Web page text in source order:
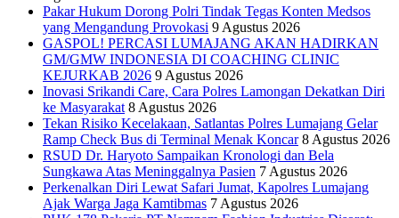
Pakar Hukum Dorong Polri Tindak Tegas Konten Medsos
yang Mengandung Provokasi 9 Agustus 2026
GASPOL! PERCASI LUMAJANG AKAN HADIRKAN
GM/GMW INDONESIA DI COACHING CLINIC
KEJURKAB 2026 9 Agustus 2026
Inovasi Srikandi Care, Cara Polres Lamongan Dekatkan Diri
ke Masyarakat 8 Agustus 2026
Tekan Risiko Kecelakaan, Satlantas Polres Lumajang Gelar
Ramp Check Bus di Terminal Menak Koncar 8 Agustus 2026
RSUD Dr. Haryoto Sampaikan Kronologi dan Bela
Sungkawa Atas Meninggalnya Pasien 7 Agustus 2026
Perkenalkan Diri Lewat Safari Jumat, Kapolres Lumajang
Ajak Warga Jaga Kamtibmas 7 Agustus 2026